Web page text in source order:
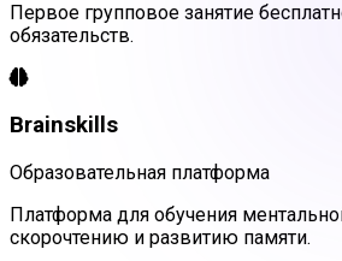
Первое групповое занятие
обязательств.
Brainskills
Образовательная платформа
Платформа для обучения
скорочтению и развитию памяти.